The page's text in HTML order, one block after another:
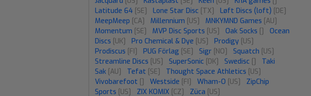
Latitude 64 [SE] Lone Star Disc [TX] Løft Discs (loft) [DE]
MeepMeep [CA] Millennium [US] MNKYMND Games [AU]
Momentum [SE] MVP Disc Sports [US] Oak Socks
Ocean
Discs [UK] Pro Chemical & Dye [US] Prodigy [US]
Prodiscus [FI] PUG Förlag [SE] Sigr [NO] Squatch [US]
Streamline Discs [US] SuperSonic [DK] Swedisc
Taki
Sak [AU] Tefat [SE] Thought Space Athletics [US]
Vivobarefoot
Westside [FI] Wham-O [US]
ZipChip
Sports [US] ZIX KOMIX [CZ] Züca [US]